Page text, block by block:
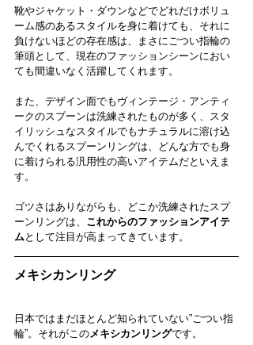
靴やジャケット・ダウンなどでどれだけボリュ
ーム感のあるスタイルを身に着けても、それに
負けないほどの存在感は、まさにごつい指輪の
筆頭として、現在のファッションシーンにおい
ても間違いなく活躍してくれます。
また、デザイン面でもヴィンテージ・アンティ
ークのスプーンは洗練されたものが多く、スタ
イリッシュなスタイルでもナチュラルに溶け込
んでくれるスプーンリングは、どんな方でも身
に着けられる汎用性の高いアイテムだといえま
す。
ゴツさはありながらも、どこか洗練されたスプ
ーンリングは、 これからのファッションアイテ
ムとして注目が高まってきています。
メキシカンリング
日本ではまだほとんど知られていない”ごつい指
輪”。それがこのメキシカンリングです。